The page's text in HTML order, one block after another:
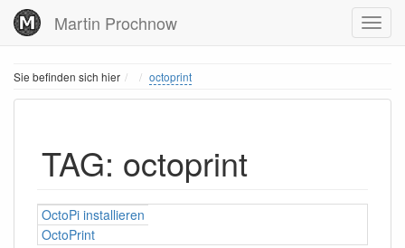
Martin Prochnow
Sie befinden sich hier Home
octoprint
TAG: octoprint
OctoPi installieren
OctoPrint